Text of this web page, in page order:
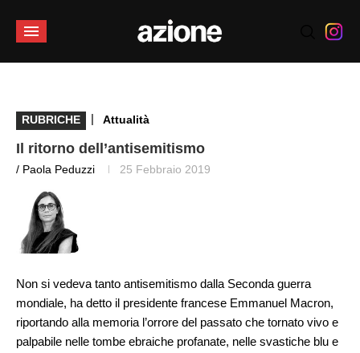
RUBRICHE | Attualità
Il ritorno dell’antisemitismo
/ Paola Peduzzi 25 Febbraio 2019
Non si vedeva tanto antisemitismo dalla Seconda guerra
mondiale, ha detto il presidente francese Emmanuel Macron,
riportando alla memoria l’orrore del passato che tornato vivo e
palpabile nelle tombe ebraiche profanate, nelle svastiche blu e